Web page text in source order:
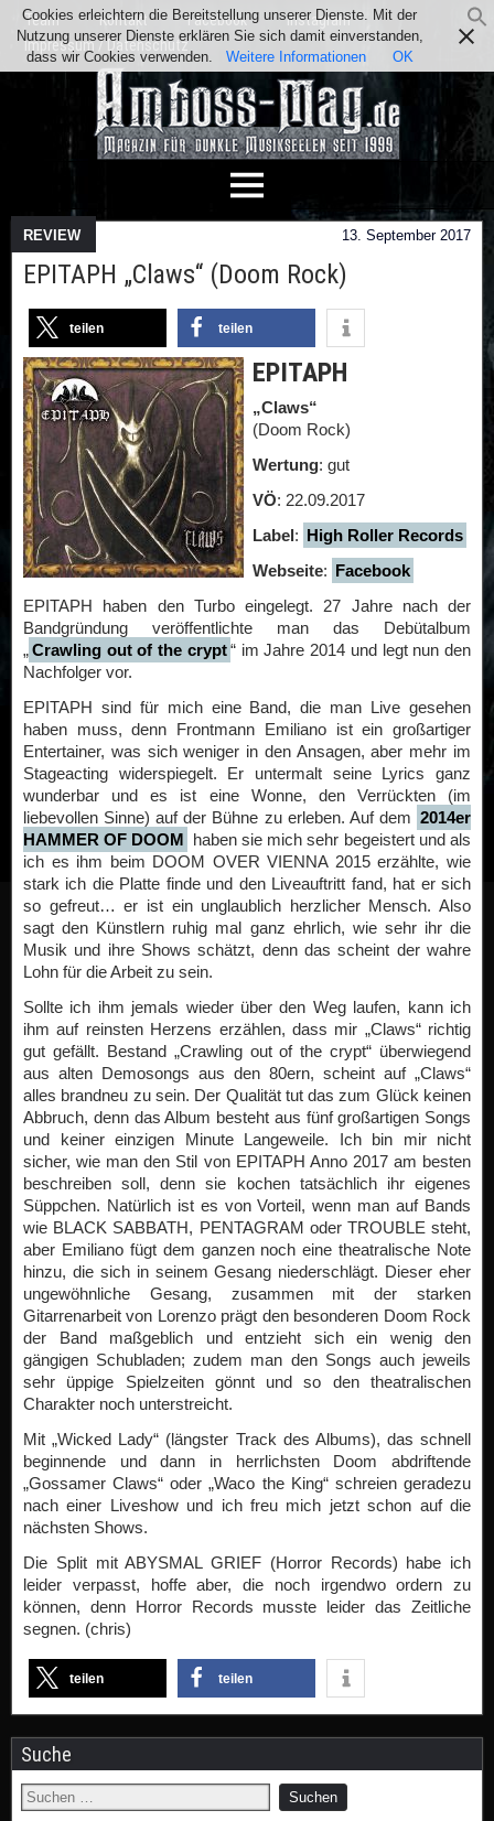
Team Kontakt Facebook
Instagram
Impressum / Datenschutz
REVIEW 13. September 2017
EPITAPH „Claws“ (Doom Rock)
teilen teilen
EPITAPH
„Claws“
(Doom Rock)
Wertung: gut
VÖ: 22.09.2017
Label: High Roller Records
Webseite: Facebook
EPITAPH haben den Turbo eingelegt. 27 Jahre nach der
Bandgründung veröffentlichte man das Debütalbum
„Crawling out of the crypt“ im Jahre 2014 und legt nun den
Nachfolger vor.
EPITAPH sind für mich eine Band, die man Live gesehen
haben muss, denn Frontmann Emiliano ist ein großartiger
Entertainer, was sich weniger in den Ansagen, aber mehr im
Stageacting widerspiegelt. Er untermalt seine Lyrics ganz
wunderbar und es ist eine Wonne, den Verrückten (im
liebevollen Sinne) auf der Bühne zu erleben. Auf dem 2014er
HAMMER OF DOOM haben sie mich sehr begeistert und als
ich es ihm beim DOOM OVER VIENNA 2015 erzählte, wie
stark ich die Platte finde und den Liveauftritt fand, hat er sich
so gefreut… er ist ein unglaublich herzlicher Mensch. Also
sagt den Künstlern ruhig mal ganz ehrlich, wie sehr ihr die
Musik und ihre Shows schätzt, denn das scheint der wahre
Lohn für die Arbeit zu sein.
Sollte ich ihm jemals wieder über den Weg laufen, kann ich
ihm auf reinsten Herzens erzählen, dass mir „Claws“ richtig
gut gefällt. Bestand „Crawling out of the crypt“ überwiegend
aus alten Demosongs aus den 80ern, scheint auf „Claws“
alles brandneu zu sein. Der Qualität tut das zum Glück keinen
Abbruch, denn das Album besteht aus fünf großartigen Songs
und keiner einzigen Minute Langeweile. Ich bin mir nicht
sicher, wie man den Stil von EPITAPH Anno 2017 am besten
beschreiben soll, denn sie kochen tatsächlich ihr eigenes
Süppchen. Natürlich ist es von Vorteil, wenn man auf Bands
wie BLACK SABBATH, PENTAGRAM oder TROUBLE steht,
aber Emiliano fügt dem ganzen noch eine theatralische Note
hinzu, die sich in seinem Gesang niederschlägt. Dieser eher
ungewöhnliche Gesang, zusammen mit der starken
Gitarrenarbeit von Lorenzo prägt den besonderen Doom Rock
der Band maßgeblich und entzieht sich ein wenig den
gängigen Schubladen; zudem man den Songs auch jeweils
sehr üppige Spielzeiten gönnt und so den theatralischen
Charakter noch unterstreicht.
Mit „Wicked Lady“ (längster Track des Albums), das schnell
beginnende und dann in herrlichsten Doom abdriftende
„Gossamer Claws“ oder „Waco the King“ schreien geradezu
nach einer Liveshow und ich freu mich jetzt schon auf die
nächsten Shows.
Die Split mit ABYSMAL GRIEF (Horror Records) habe ich
leider verpasst, hoffe aber, die noch irgendwo ordern zu
können, denn Horror Records musste leider das Zeitliche
segnen. (chris)
teilen teilen
Suche
Cookies erleichtern die Bereitstellung unserer Dienste. Mit der
Nutzung unserer Dienste erklären Sie sich damit einverstanden,
dass wir Cookies verwenden.
Weitere Informationen OK